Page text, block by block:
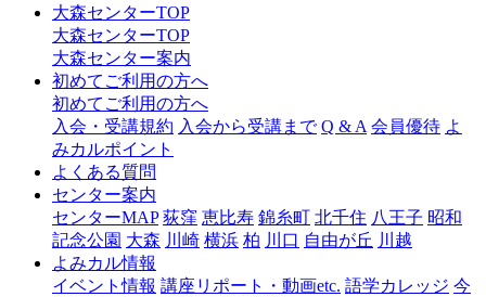
ャ
森
大森センターTOP
大森センターTOP
大森センター案内
初めてご利用の方へ
初めてご利用の方へ
入会・受講規約 入会から受講まで Q & A 会員優待 よ
みカルポイント
よくある質問
センター案内
センターMAP 荻窪 恵比寿 錦糸町 北千住 八王子 昭和
記念公園 大森 川崎 横浜 柏 川口 自由が丘 川越
よみカル情報
イベント情報 講座リポート・動画etc. 語学カレッジ 今